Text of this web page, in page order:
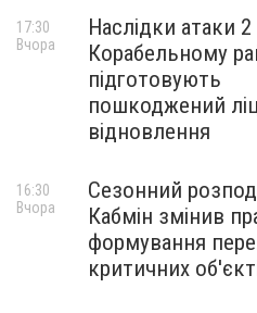
Наслідки атаки
Корабельному
підготовують
пошкоджений
відновлення
17:30
Вчора
Сезонний
Кабмін змінив
формування
критичних
16:30
Вчора